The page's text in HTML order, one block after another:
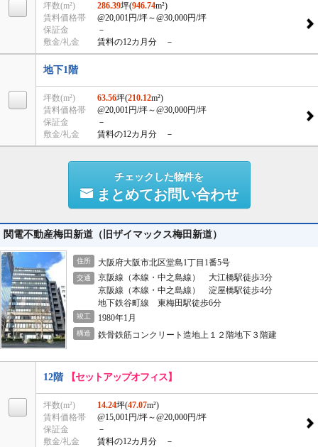
坪数(m²) 286.39坪(946.74m²)
賃料価格帯
@20,001円/坪～@30,000円/坪
保証金
－
敷金/礼金
賃料の12カ月分 －
地下1階
坪数(m²) 63.56坪(210.12m²)
賃料価格帯
@20,001円/坪～@30,000円/坪
保証金
－
敷金/礼金
賃料の12カ月分 －
チェックした物件を
まとめてお問い合わせ
関電不動産梅田新道（旧ザイマックス梅田新道）
住所 大阪府大阪市北区堂島1丁目1番5号
交通
京阪線（本線・中之島線） 大江橋駅徒歩3分
京阪線（本線・中之島線） 淀屋橋駅徒歩4分
地下鉄谷町線 東梅田駅徒歩6分
竣工 1980年1月
構造 鉄骨鉄筋コンクリート造地上１２階地下３階建
12階 【セットアップオフィス】
坪数(m²) 14.24坪(47.07m²)
賃料価格帯
@15,001円/坪～@20,000円/坪
保証金
－
敷金/礼金
賃料の12カ月分 －